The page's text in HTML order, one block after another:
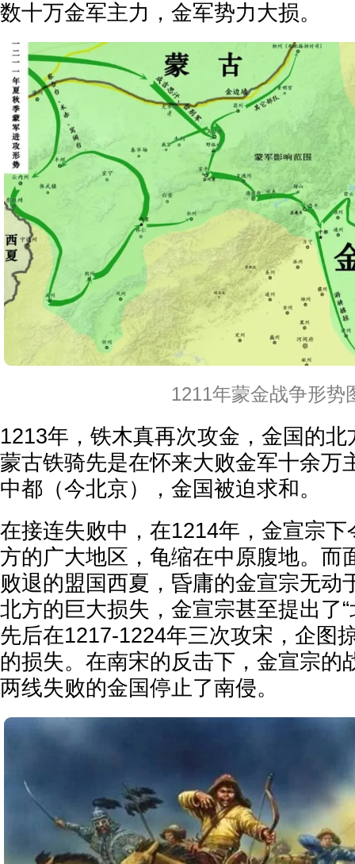
数十万金军主力，金军势力大损。
1211年蒙金战争形势
1213年，铁木真再次攻金，金国的
蒙古铁骑先是在怀来大败金军十余万
中都（今北京），金国被迫求和。
在接连失败中，在1214年，金宣宗
方的广大地区，龟缩在中原腹地。而
败退的盟国西夏，昏庸的金宣宗无动
北方的巨大损失，金宣宗甚至提出了
先后在1217-1224年三次攻宋，企图
的损失。在南宋的反击下，金宣宗的
两线失败的金国停止了南侵。